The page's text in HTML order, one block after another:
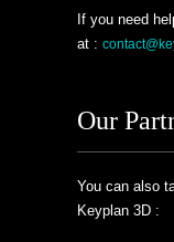
If you need
at :
Our
You can also
Keyplan 3D :